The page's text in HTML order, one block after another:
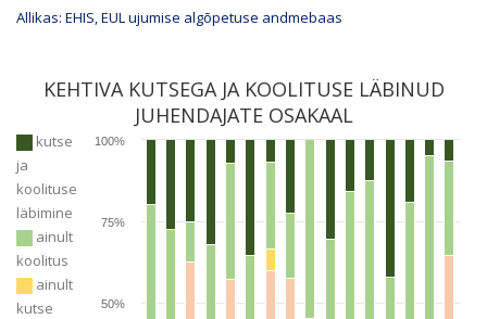
Allikas: EHIS, EUL ujumise algõpetuse andmebaas
KEHTIVA KUTSEGA JA KOOLITUSE LÄBINUD
JUHENDAJATE OSAKAAL
kutse
ja
koolituse
läbimine
ainult
koolitus
ainult
kutse
100%
50%
75%